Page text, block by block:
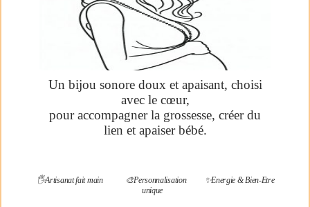
Un bijou sonore doux et apaisant, choisi
avec le cœur,
pour accompagner la grossesse, créer du
lien et apaiser bébé.
🖐️Artisanat fait main
🎨Personnalisation
unique
✨Energie & Bien-Etre